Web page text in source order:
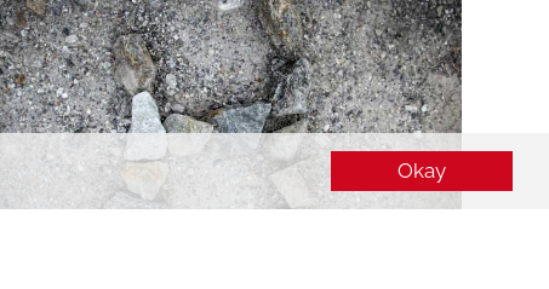
Okay
eWay